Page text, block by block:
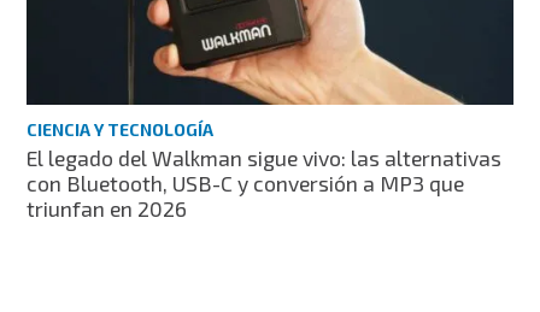
CIENCIA Y TECNOLOGÍA
El legado del Walkman sigue vivo: las alternativas
con Bluetooth, USB-C y conversión a MP3 que
triunfan en 2026